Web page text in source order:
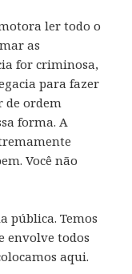
ler todo o
as
for criminosa,
para fazer
de ordem
forma. A
Você não
pública. Temos
envolve todos
aqui.